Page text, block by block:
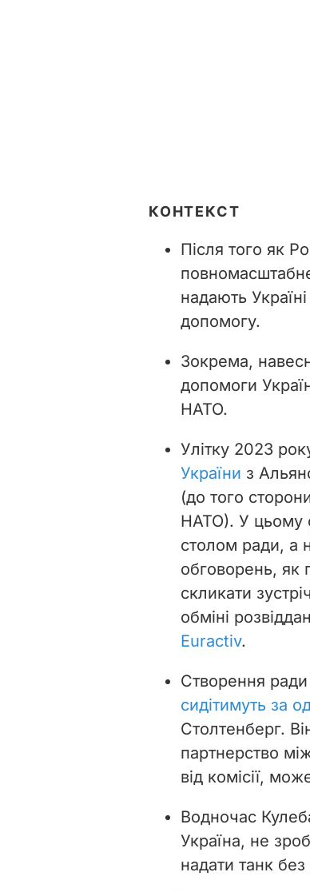
КОНТЕКСТ
Після того як
надають
допомогу.
Зокрема,
допомоги
НАТО.
Улітку 2023
України з
(до того
НАТО). У цьому
столом ради, а
обговорень, як
скликати
обміні
Euractiv.
Створення
сидітимуть за
Столтенберг.
партнерство
від комісії,
Водночас
Україна, не
надати танк